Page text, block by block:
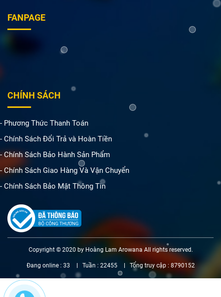
FANPAGE
CHÍNH SÁCH
- Phương Thức Thanh Toán
- Chính Sách Đổi Trả và Hoàn Tiền
- Chính Sách Bảo Hành Sản Phẩm
- Chính Sách Giao Hàng Và Vận Chuyển
- Chính Sách Bảo Mật Thông Tin
Copyright © 2020 by Hoàng Lam Arowana All rights reserved.
Đang online : 33 Tuần : 22455 Tổng truy cập : 8790152